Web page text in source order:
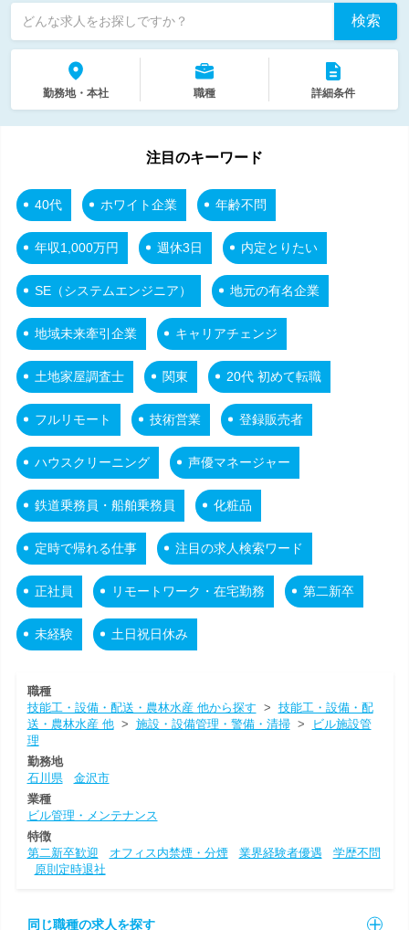
どんな求人をお探しですか？ 検索
勤務地・本社 職種 詳細条件
注目のキーワード
40代 ホワイト企業 年齢不問
年収1,000万円 週休3日 内定とりたい
SE（システムエンジニア） 地元の有名企業
地域未来牽引企業 キャリアチェンジ
土地家屋調査士 関東 20代 初めて転職
フルリモート 技術営業 登録販売者
ハウスクリーニング 声優マネージャー
鉄道乗務員・船舶乗務員 化粧品
定時で帰れる仕事 注目の求人検索ワード
正社員 リモートワーク・在宅勤務 第二新卒
未経験 土日祝日休み
職種
技能工・設備・配送・農林水産 他から探す > 技能工・設備・配
送・農林水産 他> 施設・設備管理・警備・清掃>
ビル施設管
理
勤務地
石川県
金沢市
業種
ビル管理・メンテナンス
特徴
第二新卒歓迎
オフィス内禁煙・分煙 業界経験者優遇
学歴不問
原則定時退社
同じ職種の求人を探す